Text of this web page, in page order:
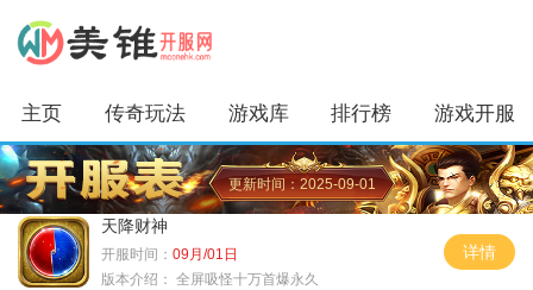
主页 传奇玩法 游戏库 排行榜 游戏开服
更新时间：2025-09-01
天降财神
开服时间： 09月/01日
版本介绍： 全屏吸怪十万首爆永久
详情